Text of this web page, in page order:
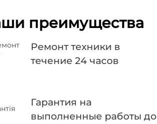
преимущества
Ремонт техники в
течение 24 часов
Гарантия на
выполненные работы до